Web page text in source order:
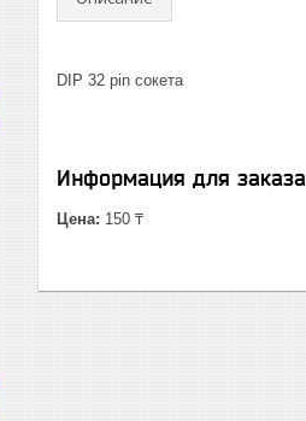
DIP 32 pin сокета
Информация для заказа
Цена: 150 ₸